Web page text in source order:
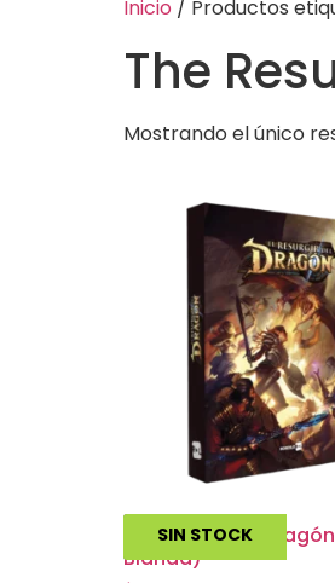
Inicio / Productos
The
Mostrando el único
SIN STOCK
El Resurgir Del
Blanda)